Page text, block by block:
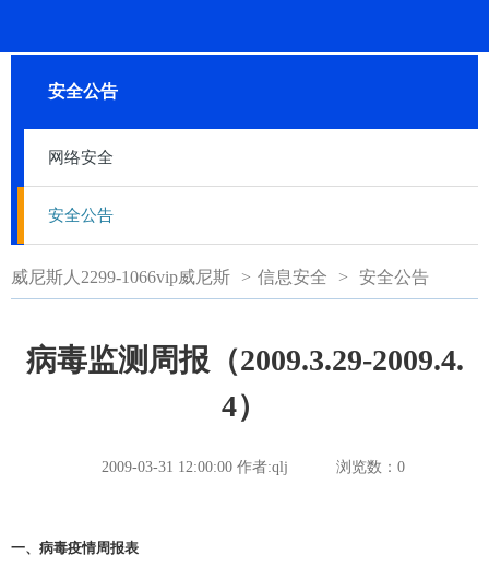
安全公告
网络安全
安全公告
威尼斯人2299-1066vip威尼斯 > 信息安全 > 安全公告
病毒监测周报（2009.3.29-2009.4.
4）
2009-03-31 12:00:00 作者:qlj 浏览数： 0
一、病毒疫情周报表